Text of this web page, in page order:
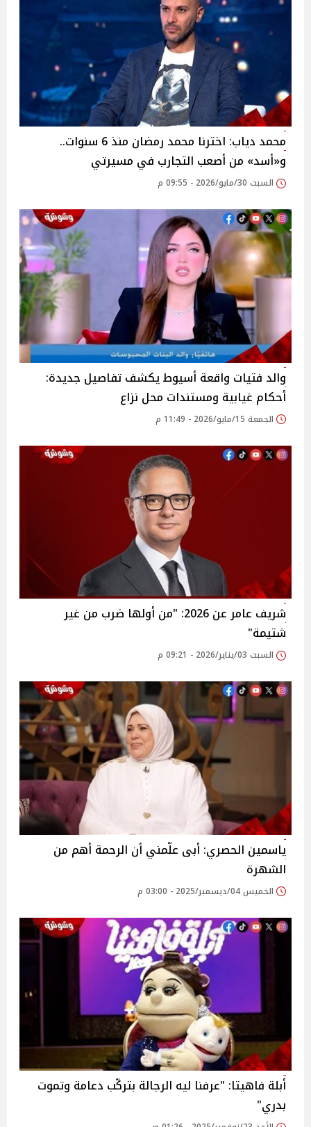
محمد دياب: اخترنا محمد رمضان منذ 6 سنوات..
و«أسد» من أصعب التجارب في مسيرتي
السبت 30/مايو/2026 - 09:55 م
والد فتيات واقعة أسيوط يكشف تفاصيل جديدة:
أحكام غيابية ومستندات محل نزاع
الجمعة 15/مايو/2026 - 11:49 م
شريف عامر عن 2026: "من أولها ضرب من غير
شتيمة"
السبت 03/يناير/2026 - 09:21 م
ياسمين الحصري: أبى علّمني أن الرحمة أهم من
الشهرة
الخميس 04/ديسمبر/2025 - 03:00 م
أبلة فاهيتا: "عرفنا ليه الرجالة بتركّب دعامة وتموت
بدري"